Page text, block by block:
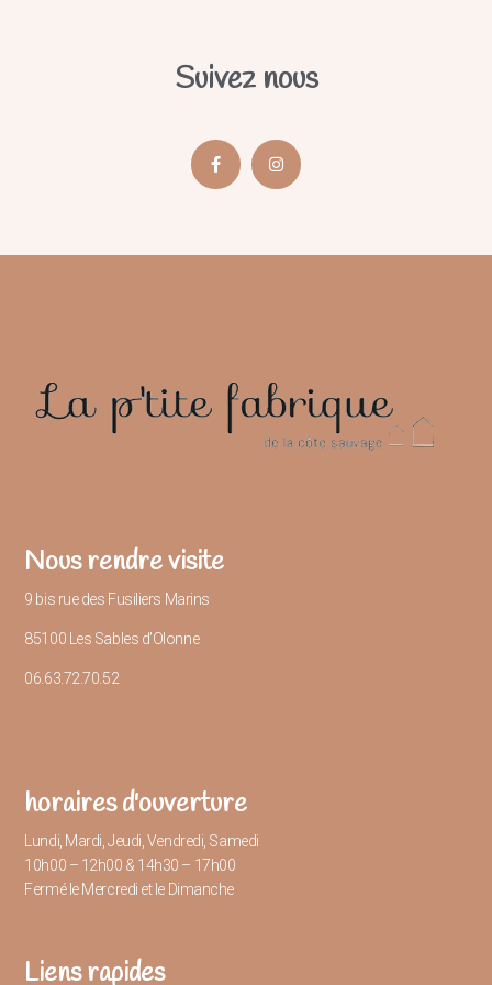
Suivez nous
Nous rendre visite
9 bis rue des Fusiliers Marins
85100 Les Sables d’Olonne
06.63.72.70.52
horaires d'ouverture
Lundi, Mardi, Jeudi, Vendredi, Samedi
10h00 – 12h00 & 14h30 – 17h00
Fermé le Mercredi et le Dimanche
Liens rapides